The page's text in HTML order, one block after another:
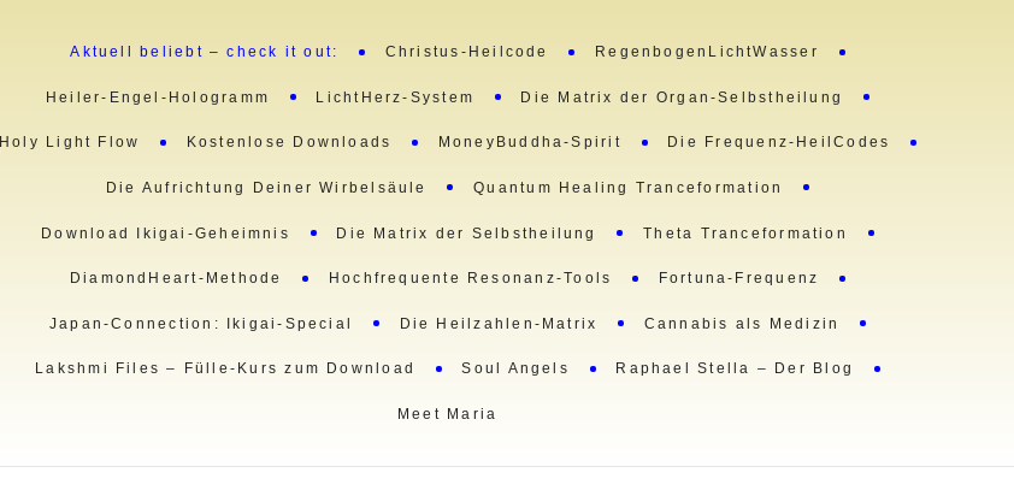
Aktuell beliebt – check it out: Christus-Heilcode RegenbogenLichtWasser
Heiler-Engel-Hologramm LichtHerz-System Die Matrix der Organ-Selbstheilung
Holy Light Flow Kostenlose Downloads MoneyBuddha-Spirit Die Frequenz-HeilCodes
Die Aufrichtung Deiner Wirbelsäule Quantum Healing Tranceformation
Download Ikigai-Geheimnis Die Matrix der Selbstheilung Theta Tranceformation
DiamondHeart-Methode Hochfrequente Resonanz-Tools Fortuna-Frequenz
Japan-Connection: Ikigai-Special Die Heilzahlen-Matrix Cannabis als Medizin
Lakshmi Files – Fülle-Kurs zum Download Soul Angels Raphael Stella – Der Blog
Meet Maria